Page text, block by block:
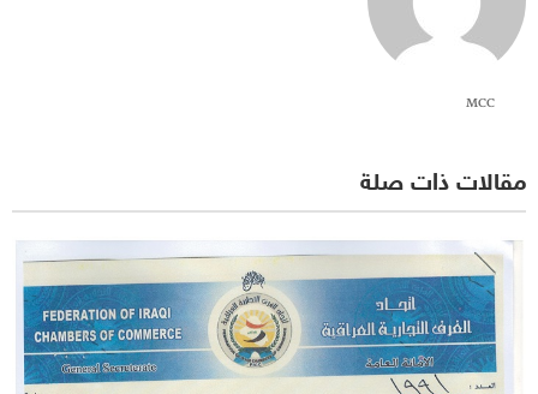
MCC
مقالات ذات صلة